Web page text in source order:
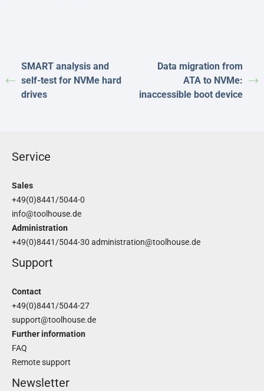
SMART analysis and
self-test for NVMe hard
drives
Data migration from
ATA to NVMe:
inaccessible boot device
Service
Sales
+49(0)8441/5044-0
info@toolhouse.de
Administration
+49(0)8441/5044-30 administration@toolhouse.de
Support
Contact
+49(0)8441/5044-27
support@toolhouse.de
Further information
FAQ
Remote support
Newsletter